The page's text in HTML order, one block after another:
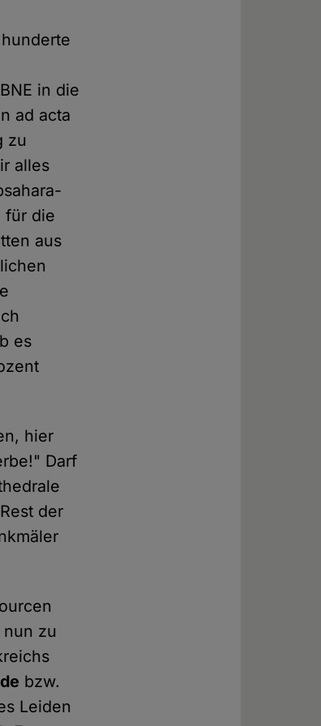
in die
ad acta
zu
alles
für die
aus
es
hier
Darf
der
zu
bzw.
Leiden